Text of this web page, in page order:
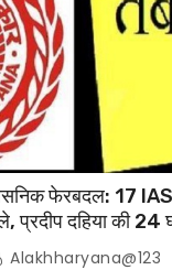
फेरबदल: 17
प्रदीप दहिया की 24
Alakhharyana@123